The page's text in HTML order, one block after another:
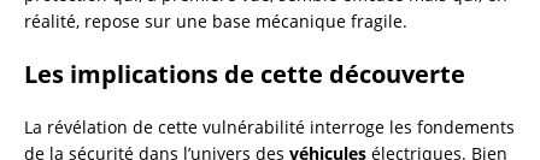
réalité, repose sur une base mécanique fragile.
Les implications de cette découverte
La révélation de cette vulnérabilité interroge les fondements
de la sécurité dans l’univers des véhicules électriques. Bien